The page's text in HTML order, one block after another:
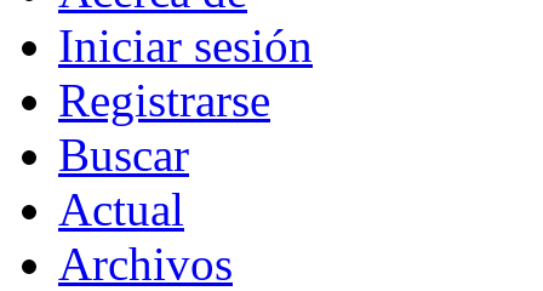
Iniciar sesión
Registrarse
Buscar
Actual
Archivos